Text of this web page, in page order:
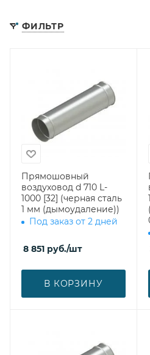
ФИЛЬТР
Прямошовный
воздуховод d 710 L-
1000 [32] (черная сталь
1 мм (дымоудаление))
Под заказ от 2 дней
8 851 руб./шт
В КОРЗИНУ